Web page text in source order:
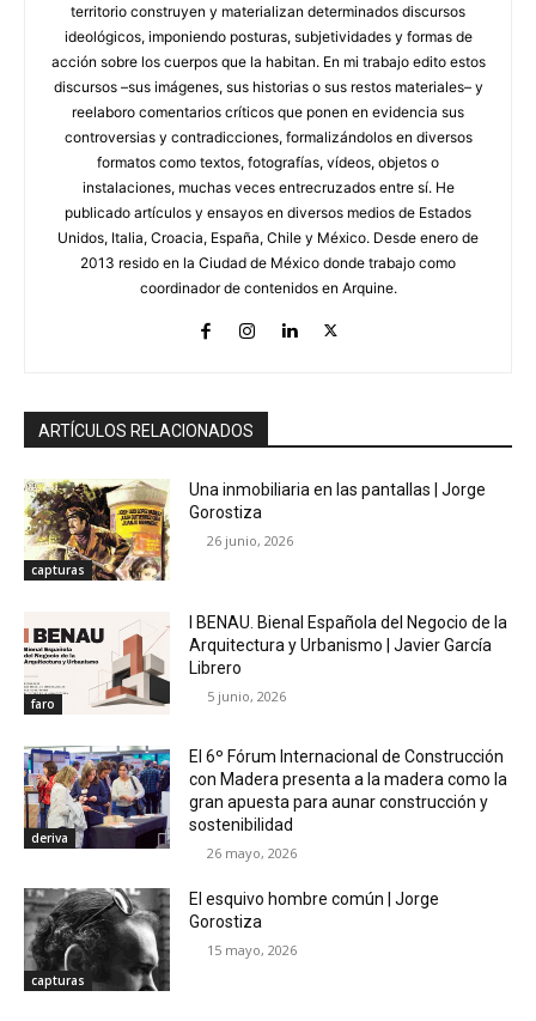
territorio construyen y materializan determinados discursos
ideológicos, imponiendo posturas, subjetividades y formas de
acción sobre los cuerpos que la habitan. En mi trabajo edito estos
discursos –sus imágenes, sus historias o sus restos materiales– y
reelaboro comentarios críticos que ponen en evidencia sus
controversias y contradicciones, formalizándolos en diversos
formatos como textos, fotografías, vídeos, objetos o
instalaciones, muchas veces entrecruzados entre sí. He
publicado artículos y ensayos en diversos medios de Estados
Unidos, Italia, Croacia, España, Chile y México. Desde enero de
2013 resido en la Ciudad de México donde trabajo como
coordinador de contenidos en Arquine.
ARTÍCULOS RELACIONADOS
capturas
Una inmobiliaria en las pantallas | Jorge
Gorostiza
26 junio, 2026
faro
I BENAU. Bienal Española del Negocio de la
Arquitectura y Urbanismo | Javier García
Librero
5 junio, 2026
deriva
El 6º Fórum Internacional de Construcción
con Madera presenta a la madera como la
gran apuesta para aunar construcción y
sostenibilidad
26 mayo, 2026
capturas
El esquivo hombre común | Jorge
Gorostiza
15 mayo, 2026